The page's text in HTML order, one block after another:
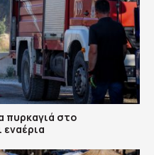
πυρκαγιά στο